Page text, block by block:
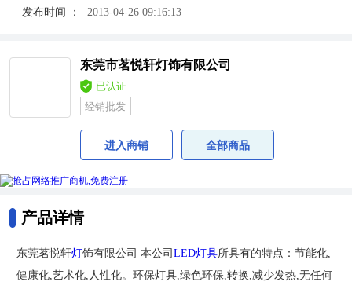
发布时间 ：
2013-04-26 09:16:13
东莞市茗悦轩灯饰有限公司
已认证
经销批发
进入商铺 全部商品
产品详情
东莞茗悦轩灯饰有限公司 本公司LED灯具所具有的特点：节能化,
健康化,艺术化,人性化。环保灯具,绿色环保,转换,减少发热,无任何